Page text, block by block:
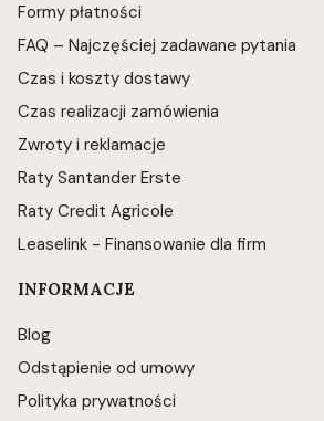
Formy płatności
FAQ – Najczęściej zadawane pytania
Czas i koszty dostawy
Czas realizacji zamówienia
Zwroty i reklamacje
Raty Santander Erste
Raty Credit Agricole
Leaselink - Finansowanie dla firm
INFORMACJE
Blog
Odstąpienie od umowy
Polityka prywatności